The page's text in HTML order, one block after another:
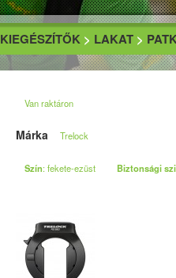
KIEGÉSZÍTŐK > LAKAT >
Van raktáron
Márka Trelock
Szín: fekete-ezüst Biztonsági